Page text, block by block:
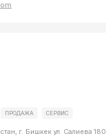
ПРОДАЖА СЕРВИС
г. Бишкек ул. Салиева 180